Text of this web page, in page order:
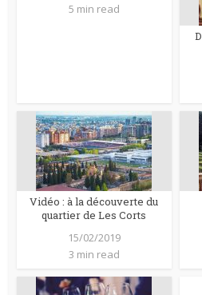
5 min read
Vidéo : à la découverte du
quartier de Les Corts
15/02/2019
3 min read